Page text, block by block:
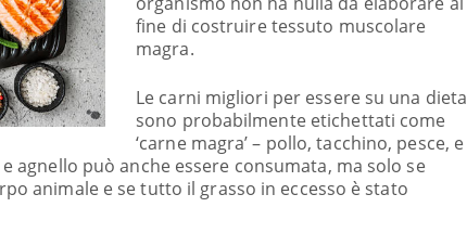
fine di costruire tessuto muscolare
magra.
Le carni migliori per essere su una dieta
sono probabilmente etichettati come
‘carne magra’ – pollo, tacchino, pesce, e
agnello può anche essere consumata, ma solo se
animale e se tutto il grasso in eccesso è stato